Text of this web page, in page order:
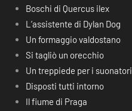
Boschi di Quercus ilex
L’assistente di Dylan Dog
Un formaggio valdostano
Si tagliò un orecchio
Un treppiede per i suonatori
Disposti tutti intorno
Il fiume di Praga